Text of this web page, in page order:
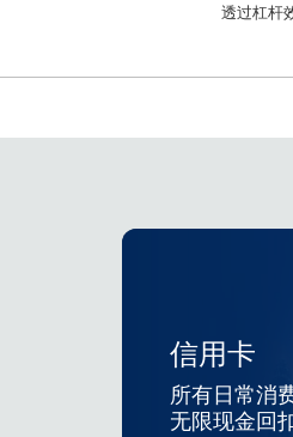
透过杠杆
信用卡
所有日常消
无限现金回